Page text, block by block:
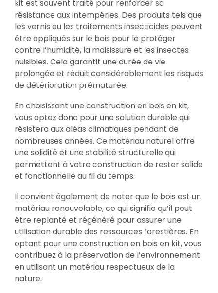
kit est souvent traité pour renforcer sa
résistance aux intempéries. Des produits tels que
les vernis ou les traitements insecticides peuvent
être appliqués sur le bois pour le protéger
contre l’humidité, la moisissure et les insectes
nuisibles. Cela garantit une durée de vie
prolongée et réduit considérablement les risques
de détérioration prématurée.
En choisissant une construction en bois en kit,
vous optez donc pour une solution durable qui
résistera aux aléas climatiques pendant de
nombreuses années. Ce matériau naturel offre
une solidité et une stabilité structurelle qui
permettent à votre construction de rester solide
et fonctionnelle au fil du temps.
Il convient également de noter que le bois est un
matériau renouvelable, ce qui signifie qu’il peut
être replanté et régénéré pour assurer une
utilisation durable des ressources forestières. En
optant pour une construction en bois en kit, vous
contribuez à la préservation de l’environnement
en utilisant un matériau respectueux de la
nature.